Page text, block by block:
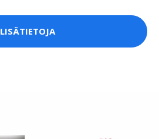
LISÄTIETOJA